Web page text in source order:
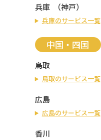
兵庫 （神戸）
兵庫のサービス一覧
中国・四国
鳥取
鳥取のサービス一覧
広島
広島のサービス一覧
香川